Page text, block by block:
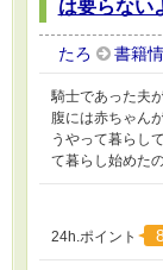
は要らない
たろ 書籍
騎士であった夫
腹には赤ちゃん
うやって暮らし
て暮らし始め
24h.ポイント